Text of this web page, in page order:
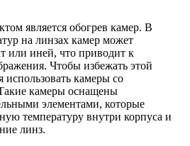
является обогрев камер. В
на линзах камер может
или иней, что приводит к
Чтобы избежать этой
использовать камеры со
камеры оснащены
элементами, которые
температуру внутри корпуса и
линз.